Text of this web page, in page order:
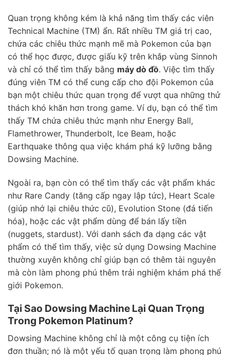
Quan trọng không kém là khả năng tìm thấy các viên
Technical Machine (TM) ẩn. Rất nhiều TM giá trị cao,
chứa các chiêu thức mạnh mẽ mà Pokemon của bạn
có thể học được, được giấu kỹ trên khắp vùng Sinnoh
và chỉ có thể tìm thấy bằng máy dò đồ. Việc tìm thấy
đúng viên TM có thể cung cấp cho đội Pokemon của
bạn một chiêu thức quan trọng để vượt qua những thử
thách khó khăn hơn trong game. Ví dụ, bạn có thể tìm
thấy TM chứa chiêu thức mạnh như Energy Ball,
Flamethrower, Thunderbolt, Ice Beam, hoặc
Earthquake thông qua việc khám phá kỹ lưỡng bằng
Dowsing Machine.
Ngoài ra, bạn còn có thể tìm thấy các vật phẩm khác
như Rare Candy (tăng cấp ngay lập tức), Heart Scale
(giúp nhớ lại chiêu thức cũ), Evolution Stone (đá tiến
hóa), hoặc các vật phẩm dùng để bán lấy tiền
(nuggets, stardust). Với danh sách đa dạng các vật
phẩm có thể tìm thấy, việc sử dụng Dowsing Machine
thường xuyên không chỉ giúp bạn có thêm tài nguyên
mà còn làm phong phú thêm trải nghiệm khám phá thế
giới Pokemon.
Tại Sao Dowsing Machine Lại Quan Trọng
Trong Pokemon Platinum?
Dowsing Machine không chỉ là một công cụ tiện ích
đơn thuần; nó là một yếu tố quan trọng làm phong phú